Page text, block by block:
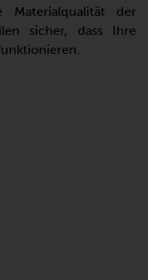
Materialqualität der
sicher, dass Ihre